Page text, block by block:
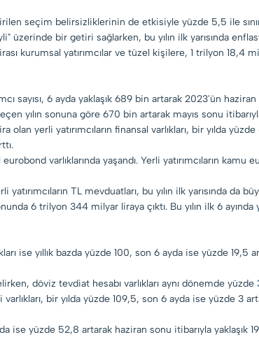
seçim belirsizliklerinin de etkisiyle yüzde 5,5 ile
üzerinde bir getiri sağlarken, bu yılın ilk yarısında
kurumsal yatırımcılar ve tüzel kişilere, 1 trilyon 18,4
sayısı, 6 ayda yaklaşık 689 bin artarak 2023'ün
yılın sonuna göre 670 bin artarak mayıs sonu
yerli yatırımcıların finansal varlıkları, bir yılda
varlıklarında yaşandı. Yerli yatırımcıların
TL mevduatları, bu yılın ilk yarısında da
6 trilyon 344 milyar liraya çıktı. Bu yılın ilk 6 ayında
ise yıllık bazda yüzde 100, son 6 ayda ise yüzde
döviz tevdiat hesabı varlıkları aynı dönemde
bir yılda yüzde 109,5, son 6 ayda ise yüzde 3
ise yüzde 52,8 artarak haziran sonu itibarıyla yaklaşık